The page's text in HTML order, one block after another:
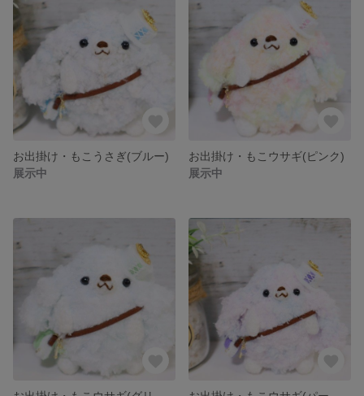
お出掛け・もこうさぎ(ブルー)
展示中
お出掛け・もこウサギ(ピンク)
展示中